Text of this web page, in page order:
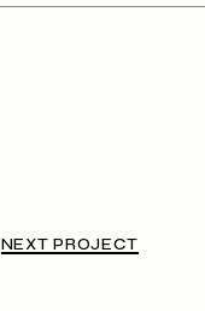
NEXT PROJECT